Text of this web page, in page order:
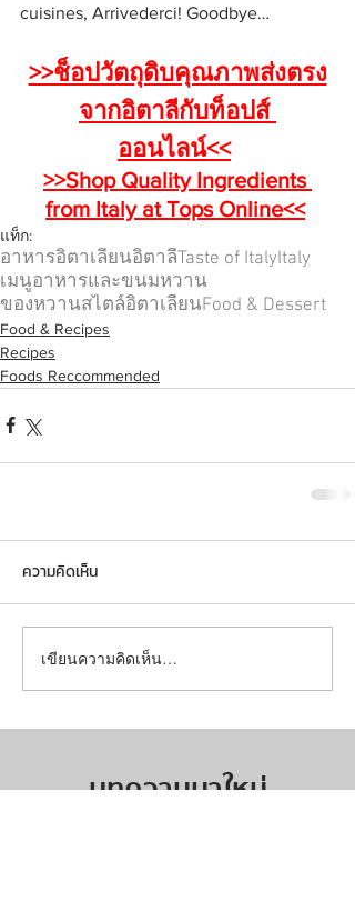
cuisines, Arrivederci! Goodbye…
>>ช็อปวัตถุดิบคุณภาพส่งตรง
จากอิตาลีกับท็อปส์
ออนไลน์<<
>>Shop Quality Ingredients
from Italy at Tops Online<<
แท็ก:
อาหารอิตาเลียนอิตาลีTaste of ItalyItaly
เมนูอาหารและขนมหวาน
ของหวานสไตล์อิตาเลียนFood & Dessert
Food & Recipes
Recipes
Foods Reccommended
ความคิดเห็น
เขียนความคิดเห็น…
บทความมาใหม่